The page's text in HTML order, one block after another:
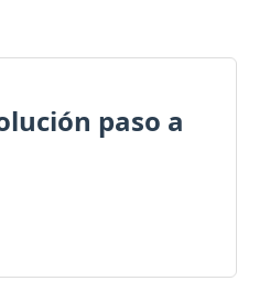
paso a